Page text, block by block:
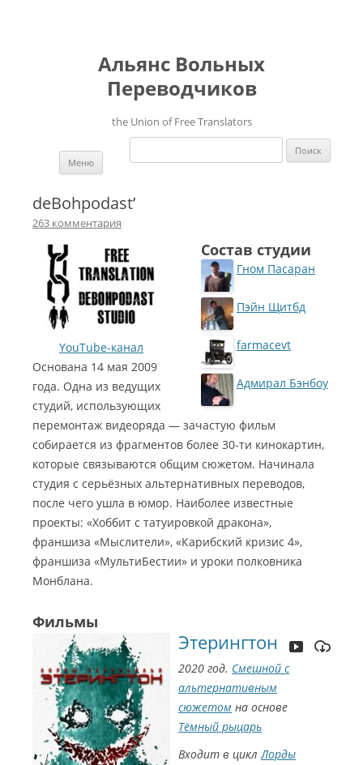
Альянс Вольных
Переводчиков
the Union of Free Translators
Найти:
Меню
deBohpodast’
263 комментария
YouTube-канал
Состав студии
Гном Пасаран
Пэйн Щитбд
farmacevt
Адмирал Бэнбоу
Эв Калипт
Uta
Основана 14 мая 2009
года. Одна из ведущих
студий, использующих
перемонтаж видеоряда — зачастую фильм
собирается из фрагментов более 30-ти кинокартин,
которые связываются общим сюжетом. Начинала
студия с серьёзных альтернативных переводов,
после чего ушла в юмор. Наиболее известные
проекты: «Хоббит с татуировкой дракона»,
франшиза «Мыслители», «Карибский кризис 4»,
франшиза «МультиБестии» и уроки полковника
Монблана.
Фильмы
Этерингтон
2020 год. Смешной с
альтернативным
сюжетом на основе
Тёмный рыцарь
Входит в циклЛорды